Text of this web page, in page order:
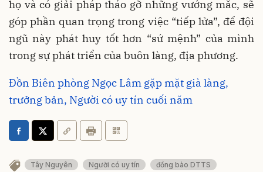
họ và có giải pháp tháo gỡ những vướng mắc, sẽ
góp phần quan trọng trong việc “tiếp lửa”, để đội
ngũ này phát huy tốt hơn “sứ mệnh” của mình
trong sự phát triển của buôn làng, địa phương.
Đồn Biên phòng Ngọc Lâm gặp mặt già làng,
trưởng bản, Người có uy tín cuối năm
Tây Nguyên Người có uy tín đồng bào DTTS